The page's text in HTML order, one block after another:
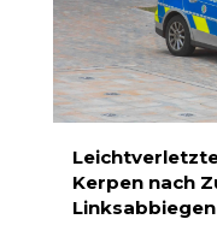
Kerpen nach
Linksabbiegen